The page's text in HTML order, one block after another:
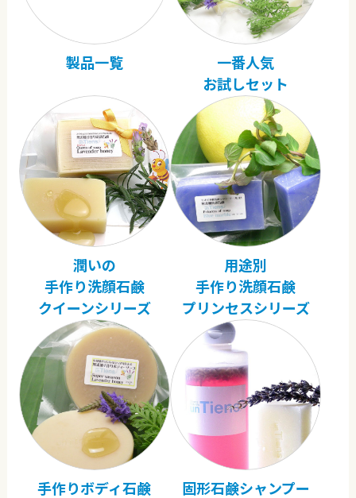
製品一覧
一番人気
お試しセット
潤いの
手作り洗顔石鹸
クイーンシリーズ
用途別
手作り洗顔石鹸
プリンセスシリーズ
手作りボディ石鹸
固形石鹸シャンプー